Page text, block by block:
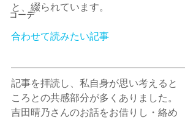
コーデ
と、綴られています。
合わせて読みたい記事
記事を拝読し、私自身が思い考えると
ころとの共感部分が多くありました。
吉田晴乃さんのお話をお借りし・絡め